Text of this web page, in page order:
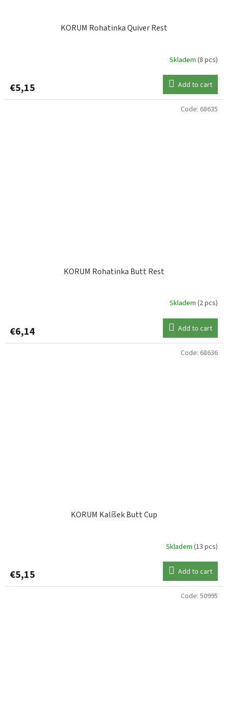
KORUM Rohatinka Quiver Rest
Skladem (8 pcs)
€5,15 Add to cart
KORUM Rohatinka Butt Rest
Skladem (2 pcs)
€6,14 Add to cart
Code: 68635
KORUM Kalíšek Butt Cup
Skladem (13 pcs)
€5,15 Add to cart
Code: 68636
Code: 50995